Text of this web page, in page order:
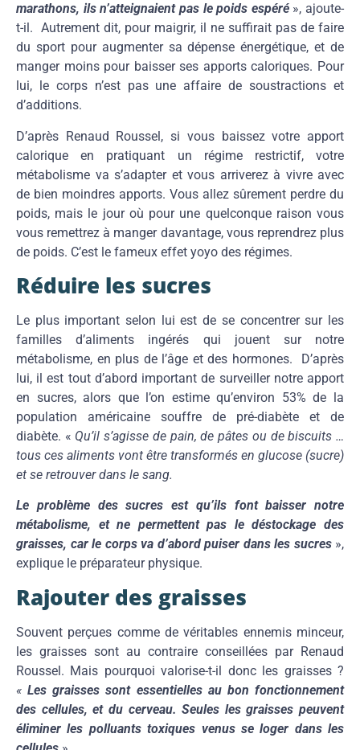
marathons, ils n’atteignaient pas le poids espéré», ajoute-
t-il. Autrement dit, pour maigrir, il ne suffirait pas de faire
du sport pour augmenter sa dépense énergétique, et de
manger moins pour baisser ses apports caloriques. Pour
lui, le corps n’est pas une affaire de soustractions et
d’additions.
D’après Renaud Roussel, si vous baissez votre apport
calorique en pratiquant un régime restrictif, votre
métabolisme va s’adapter et vous arriverez à vivre avec
de bien moindres apports. Vous allez sûrement perdre du
poids, mais le jour où pour une quelconque raison vous
vous remettrez à manger davantage, vous reprendrez plus
de poids. C’est le fameux effet yoyo des régimes.
Réduire les sucres
Le plus important selon lui est de se concentrer sur les
familles d’aliments ingérés qui jouent sur notre
métabolisme, en plus de l’âge et des hormones. D’après
lui, il est tout d’abord important de surveiller notre apport
en sucres, alors que l’on estime qu’environ 53% de la
population américaine souffre de pré-diabète et de
diabète. « Qu’il s’agisse de pain, de pâtes ou de biscuits …
tous ces aliments vont être transformés en glucose (sucre)
et se retrouver dans le sang.
Le problème des sucres est qu’ils font baisser notre
métabolisme, et ne permettent pas le déstockage des
graisses, car le corps va d’abord puiser dans les sucres »,
explique le préparateur physique.
Rajouter des graisses
Souvent perçues comme de véritables ennemis minceur,
les graisses sont au contraire conseillées par Renaud
Roussel. Mais pourquoi valorise-t-il donc les graisses ?
«Les graisses sont essentielles au bon fonctionnement
des cellules, et du cerveau. Seules les graisses peuvent
éliminer les polluants toxiques venus se loger dans les